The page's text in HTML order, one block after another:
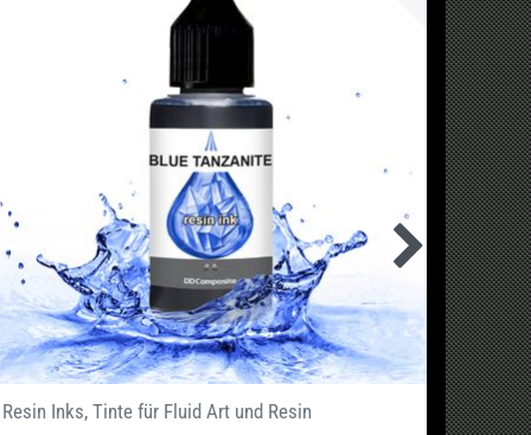
Resin Inks, Tinte für Fluid Art und Resin